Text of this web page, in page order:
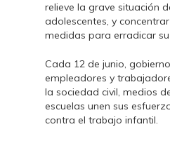
relieve la grave situación
adolescentes, y
medidas para erradicar
Cada 12 de junio,
empleadores y
la sociedad civil, medios
escuelas unen sus
contra el trabajo infantil. ​